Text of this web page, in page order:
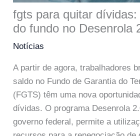
fgts para quitar
do fundo no Desenrola
Notícias
A partir de agora, trabalhadores
saldo no Fundo de Garantia do
(FGTS) têm uma nova
dívidas. O programa Desenrola
governo federal, permite a